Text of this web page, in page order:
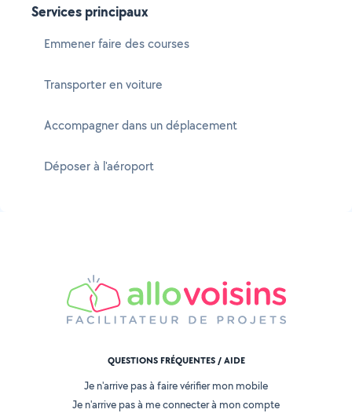
Services principaux
Emmener faire des courses
Transporter en voiture
Accompagner dans un déplacement
Déposer à l'aéroport
QUESTIONS FRÉQUENTES / AIDE
Je n'arrive pas à faire vérifier mon mobile
Je n'arrive pas à me connecter à mon compte